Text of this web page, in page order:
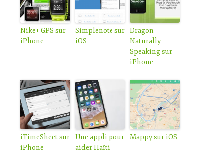
Nike+ GPS sur
iPhone
Simplenote sur
iOS
Dragon
Naturally
Speaking sur
iPhone
iTimeSheet sur
iPhone
Une appli pour
aider Haïti
Mappy sur iOS